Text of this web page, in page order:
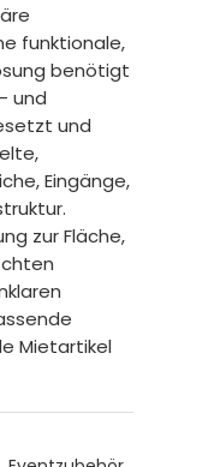
funktionale,
benötigt
und
und
Eingänge,
zur Fläche,
Mietartikel